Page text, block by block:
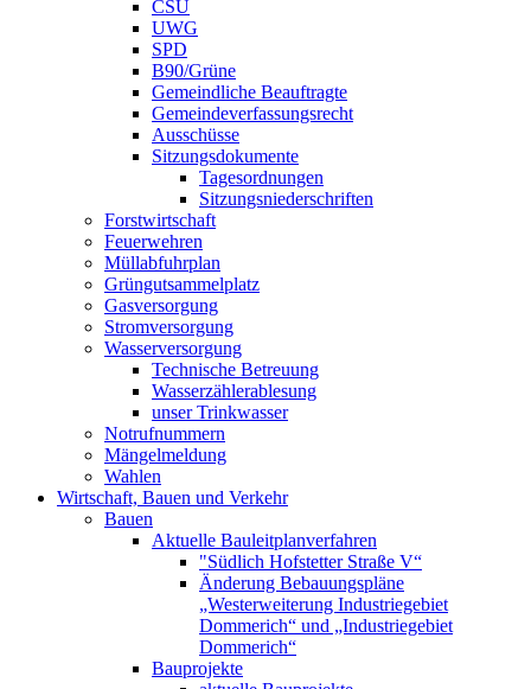
CSU
UWG
SPD
B90/Grüne
Gemeindliche Beauftragte
Gemeindeverfassungsrecht
Ausschüsse
Sitzungsdokumente
Tagesordnungen
Sitzungsniederschriften
Forstwirtschaft
Feuerwehren
Müllabfuhrplan
Grüngutsammelplatz
Gasversorgung
Stromversorgung
Wasserversorgung
Technische Betreuung
Wasserzählerablesung
unser Trinkwasser
Notrufnummern
Mängelmeldung
Wahlen
Wirtschaft, Bauen und Verkehr
Bauen
Aktuelle Bauleitplanverfahren
"Südlich Hofstetter Straße V“
Änderung Bebauungspläne
„Westerweiterung Industriegebiet
Dommerich“ und „Industriegebiet
Dommerich“
Bauprojekte